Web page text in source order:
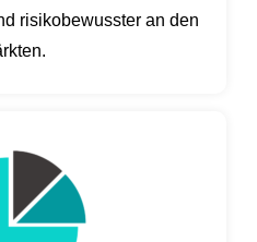
risikobewusster an den